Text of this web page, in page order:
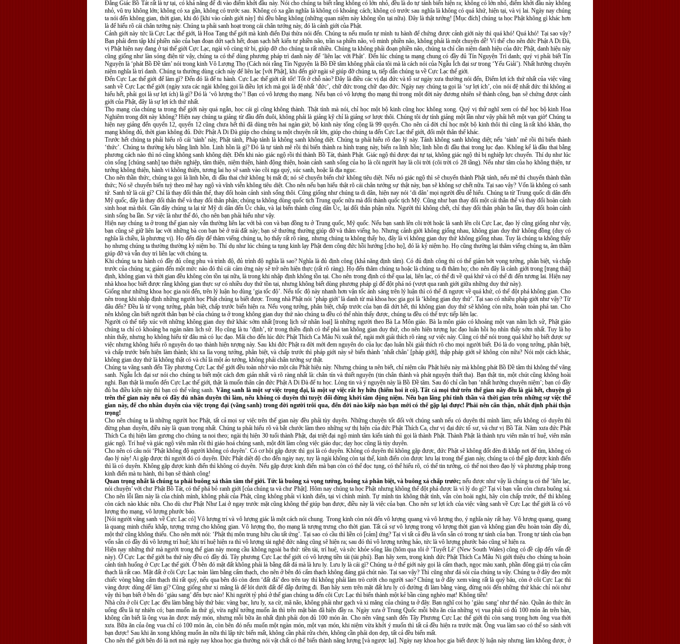
Ðẳng Giác Bồ Tát rất là tự tại, có khả năng để đi vào điểm khởi đầu này. Nói cho chúng ta biết rằng không có lớn nhỏ, đều là do tự tánh biến hiện ra; không có lớn nhỏ, điểm khởi đầu này không
nhỏ, vũ trụ không lớn; không có xa gần, không có trước sau. Không có xa gần nghĩa là không có khoảng cách; không có trước sau nghĩa là không có quá khứ, hiện tại, và vị lai. Ngày nay chúng
ta nói đến không gian, thời gian, khi đó [khi vào cảnh giới này] thì đều bằng không (những quan niệm này không tồn tại nữa). Ðây là thật tướng! [Mục đích] chúng ta học Phật không gì khác hơn
là để hiểu rõ cái chân tướng này. Chúng ta phải sanh hoạt trong cái chân tướng này, đó là cảnh giới của Phật.
Cảnh giới này tức là Cực Lạc thế giới, là Hoa Tạng thế giới mà kinh điển Ðại thừa nói đến. Chúng ta nếu muốn tự mình tu hành để chứng được cảnh giới này thì quá khó! Quá khó! Tại sao vậy?
Bạn phải đem tập khí phiền não của bạn đoạn dứt sạch hết; đoạn sạch hết kiến tư phiền não, trần sa phiền não, vô minh phiền não, không phải là một chuyện dễ! Vì thế cho nên đức Phật A Di Ðà,
vị Phật hiện nay đang ở tại thế giới Cực Lạc, ngài vô cùng từ bi, giúp đỡ cho chúng ta rất nhiều. Chúng ta không phải đoạn phiền não, chúng ta chỉ cần niệm danh hiệu của đức Phật, danh hiệu này
cũng giống như làn sóng điện từ vậy, chúng ta có thể dùng phương pháp trì danh này để ‘liên lạc với Phật’. Ðến lúc chúng ta mạng chung có đầy đủ Tín Nguyện Trì danh; quý vị phải biết Tín
Nguyện là ‘phát Bồ Ðề tâm’ nói trong kinh Vô Lượng Thọ (Cách nói rằng Tín Nguyện là Bồ Ðề tâm không phải của tôi mà là cách nói của Ngẫu Ích đại sư trong ‘Yếu Giải’). Nhất hướng chuyên
niệm nghĩa là trì danh. Chúng ta thường dùng cách này để liên lạc [với Phật], khi đến giờ ngài sẽ giúp đỡ chúng ta, tiếp dẫn chúng ta về Cực Lạc thế giới.
Ðến Cực Lạc thế giới để làm gì? Ðến đó là để tu hành. Cực Lạc thế giới rất tốt! Tốt ở chỗ nào? Ðây là điều các vị đại đức và tổ sư ngày xưa thường nói đến, Ðiểm lợi ích thứ nhất của việc vãng
sanh về Cực Lạc thế giới (ngày xưa các ngài không gọi là điều lợi ích mà gọi là đệ nhất ‘đức’, chữ đức trong chữ đạo đức. Ngày nay chúng ta gọi là ‘sự lợi ích’, còn nói đệ nhất đức thì không ai
hiểu hết, phải gọi là sự lợi ích) là gì? Ðó là ‘vô lượng thọ’! Bạn có vô lượng thọ mạng. Nếu bạn có vô lượng thọ mạng thì trong một đời này đương nhiên sẽ thành công, bạn sẽ chứng được cảnh
giới của Phật, đây là sự lợi ích thứ nhất.
Thọ mạng của chúng ta trong thế giới này quá ngắn, học cái gì cũng không thành. Thật tình mà nói, chỉ học một bộ kinh cũng học không xong. Quý vị thử nghĩ xem có thể học bộ kinh Hoa
Nghiêm trong đời này không? Hiện nay chúng ta giảng từ đầu đến đuôi, không phải là giảng kỹ chỉ là giảng sơ lược thôi. Chúng tôi dự tính giảng một lần như vậy phải hết một vạn giờ! Chúng ta
hiện nay giảng đến quyển 12, quyển 12 cũng chưa hết thì đã dùng trên hai ngàn giờ, bộ kinh này tổng cộng là 99 quyển. Cho nên cả đời chỉ học một bộ kinh thôi thì cũng là rất khó khăn, thọ
mạng không đủ, thời gian không đủ. Ðức Phật A Di Ðà giúp cho chúng ta một chuyện rất lớn, giúp cho chúng ta đến Cực Lạc thế giới, đổi một thân thể khác.
Trước hết chúng ta phải hiểu rõ cái ‘tánh’ này, Phật tánh, Pháp tánh là không sanh không diệt. Chúng ta phải hiểu rõ đạo lý này. Tánh không sanh không diệt; nếu ‘tánh’ mê rồi thì biến thành
‘thức’. Chúng ta thường kêu bằng linh hồn. Linh hồn là gì? Ðó là tự tánh mê rồi thì biến thành ra hình trạng này, biến ra linh hồn; linh hồn đi đầu thai trong lục đạo. Không kể là đầu thai bằng
phương cách nào thì nó cũng không sanh không diệt. Ðến khi nào giác ngộ rồi thì thành Bồ Tát, thành Phật. Giác ngộ thì được đại tự tại, không giác ngộ thì bị nghiệp lực chuyển. Thí dụ như lúc
còn sống [chúng sanh] tạo thiện nghiệp, tâm thiện, niệm thiện, hành động thiện, hoàn cảnh sanh sống của họ là cõi người hay là cõi trời (cõi trời có 28 tầng). Nếu như tâm của họ không thiện, tư
tưởng không thiện, hành vi không thiện, tương lai họ sẽ sanh vào cõi ngạ quỷ, súc sanh, hoặc là địa ngục.
Cho nên thần thức, chúng ta gọi là linh hồn, đi đầu thai chứ không bị mất đi; nó sẽ chuyển biến chứ không tiêu diệt. Nếu nó giác ngộ thì sẽ chuyển thành Phật tánh, nếu mê thì chuyển thành thần
thức; Nó sẽ chuyển biến tuỳ theo mê hay ngộ và vĩnh viễn không tiêu diệt. Cho nên nếu bạn hiểu thật rõ cái chân tướng sự thật này, bạn sẽ không sợ chết nữa. Tại sao vậy? Vốn là không có sanh
tử. Sanh tử là cái gì? Chỉ là thay đổi thân thể, thay đổi hoàn cảnh sinh sống thôi. Cũng giống như chúng ta di dân, hiện nay nói ‘di dân’ mọi người đều dễ hiểu. Chúng ta từ Trung quốc di dân đến
Mỹ quốc, đây là thay đổi thân thể và thay đổi thân phận; chúng ta không dùng quốc tịch Trung quốc nữa mà đổi thành quốc tịch Mỹ. Cũng như bạn thay đổi một cái thân thể và thay đổi hoàn cảnh
sinh hoạt mà thôi. Gần đây chúng ta lại từ Mỹ di dân đến Úc châu, và lại biến thành công dân Úc, lại đổi thân phận nữa. Người thì không chết, chỉ thay đổi thân phận ba lần, thay đổi hoàn cảnh
sinh sống ba lần. Sự việc là như thế đó, cho nên bạn phải hiểu như vậy.
Hiện nay chúng ta ở trong thế gian này vẫn thường liên lạc với bà con và bạn đồng tu ở Trung quốc, Mỹ quốc. Nếu bạn sanh lên cõi trời hoặc là sanh lên cõi Cực Lạc, đạo lý cũng giống như vậy,
bạn cũng sẽ giữ liên lạc với những bà con bạn bè ở trái đất này; bạn sẽ thường thường giúp đỡ và thăm viếng họ. Nhưng cảnh giới không giống nhau, không gian duy thứ không đồng (duy có
nghĩa là chiều, là phương vị). Họ đến đây để thăm viếng chúng ta, họ thấy rất rõ ràng, nhưng chúng ta không thấy họ, đây là vì không gian duy thứ không giống nhau. Tuy là chúng ta không thấy
họ nhưng chúng ta thường thường kỷ niệm họ. Thí dụ như lúc chúng ta tụng kinh lạy Phật đem công đức hồi hướng [cho họ], đó là kỷ niệm họ. Họ cũng thường lại thăm viếng chúng ta, âm thầm
giúp đỡ và vẫn duy trì liên lạc với chúng ta.
Khi chúng ta tu hành có đầy đủ công phu và trình độ, đủ trình độ nghĩa là sao? Nghĩa là đủ định công (khả năng định tâm). Có đủ định công thì có thể giảm bớt vọng tưởng, phân biệt, và chấp
trước của chúng ta; giảm đến một mức nào đó thì cái cảm ứng này sẽ trở nên hiện thực (rất rõ ràng). Họ đến thăm chúng ta hoặc là chúng ta đi thăm họ; cho nên đây là cảnh giới trong [trạng thái]
định, không gian và thời gian đều không còn tồn tại nữa, là trong khi nhập định không tồn tại. Cho nên trong định có thể qua lại, liên lạc, có thể đi về quá khứ và có thể đi đến tương lai. Hiện nay
nhà khoa học biết được rằng không gian thực sự có nhiều duy thứ tồn tại, nhưng không biết dùng phương pháp gì để đột phá nó (vượt qua ranh giới giữa những duy thứ này).
Giống như những khoa học gia nói đến, trên lý luận họ dùng ‘gia tốc độ’. Nếu tốc độ này nhanh hơn vận tốc ánh sáng trên lý luận thì có thể đi ngược về quá khứ, có thể đột phá không gian. Cho
nên trong khi nhập định những người học Phật chúng ta biết được. Trong nhà Phật nói ‘pháp giới’ là danh từ mà khoa học gia gọi là ‘không gian duy thứ’. Tại sao có nhiều pháp giới như vậy? Từ
đâu đến? Ðều là từ vọng tưởng, phân biệt, chấp trước biến hiện ra. Nếu vọng tưởng, phân biệt, chấp trước của bạn đã dứt hết, thì không gian duy thứ sẽ không còn nữa, hoàn toàn phá tan. Cho
nên không cần biết người thân bạn bè của chúng ta ở trong không gian duy thứ nào chúng ta đều có thể nhìn thấy được, chúng ta đều có thể trực tiếp liên lạc.
Người có thể tiếp xúc với những không gian duy thứ khác sớm nhất [trong lịch sử nhân loại] là những người theo Bà La Môn giáo. Bà la môn giáo có khoảng một vạn năm lịch sử, Phật giáo
chúng ta chỉ có khoảng ba ngàn năm lịch sử. Họ cũng là tu ‘định’, từ trong thiền định có thể phá tan không gian duy thứ, cho nên hiện tượng lục đạo luân hồi họ nhìn thấy sớm nhất. Tuy là họ
nhìn thấy, nhưng họ không hiểu từ đâu mà có lục đạo. Mãi cho đến lúc đức Phật Thích Ca Mâu Ni xuất thế, ngài mới giải thích rõ ràng sự việc này. Cũng có thể nói trong quá khứ họ biết được sự
việc nhưng không hiểu rõ nguyên do tạo thành hiện tượng này. Sau khi đức Phật ra đời mới đem nguyên do của lục đạo luân hồi giải thích rõ cho mọi người biết. Ðó là do vọng tưởng, phân biệt,
và chấp trước biến hiện làm thành; khi xa lìa vọng tưởng, phân biệt, và chấp trước thì pháp giới này sẽ biến thành ‘nhất chân’ [pháp giới], thập pháp giới sẽ không còn nữa? Nói một cách khác,
không gian duy thứ là không thật có và chỉ là một ảo tướng, không phải chân tướng sự thật.
Chúng ta vãng sanh đến Tây phương Cực Lạc thế giới đều toàn nhờ vào một câu Phật hiệu này. Nhưng chúng ta nên biết, chỉ niệm câu Phật hiệu này mà không phát Bồ Ðề tâm thì không thể vãng
sanh. Ngẫu Ích đại sư nói cho chúng ta biết một cách đơn giản nhất và rõ ràng nhất là: chân tín và thiết nguyện (tin chân thành và phát nguyện thiết tha). Bạn thật tin, một chút cũng không hoài
nghi. Bạn thật là muốn đến Cực Lạc thế giới, thật là muốn thân cận đức Phật A Di Ðà để tu học. Lòng tin và ý nguyện này là Bồ Ðề tâm. Sau đó chỉ cần bạn ‘nhất hướng chuyên niệm’; bạn có đầy
đủ ba điều kiện này thì bạn có thể vãng sanh. Vãng sanh là một sự việc trọng đại, là một sự việc rất hy hữu (hiếm hoi ít có). Tất cả mọi thứ trên thế gian này đều là giả hết, chuyện gì
trên thế gian này nếu có đầy đủ nhân duyên thì làm, nếu không có duyên thì tuyệt đối đừng khởi tâm động niệm. Nếu bạn lãng phí tinh thần và thời gian trên những sự việc thế
gian này, để cho nhân duyên của việc trọng đại (vãng sanh) trong đời người trôi qua, đến đời nào kiếp nào bạn mới có thể gặp lại được! Phải nên cẩn thận, nhất định phải thận
trọng!
Cho nên chúng ta là những người học Phật, tất cả mọi sự việc trên thế gian này đều phải tùy duyên. Những chuyện tốt đối với chúng sanh nếu có duyên thì mình làm; nếu không có duyên thì
đừng phan duyên, điều này là quan trọng nhất. Chúng ta phải hiểu rõ và bắt chước làm theo những sự thị hiện của đức Phật Thích Ca, chư vị đại đức tổ sư, và chư vị Bồ Tát. Năm xưa đức Phật
Thích Ca thị hiện làm gương cho chúng ta noi theo; ngài thị hiện 30 tuổi thành Phật, đại triệt đại ngộ minh tâm kiến tánh thì gọi là thành Phật. Thành Phật là thành tựu viên mãn trí huệ, viên mãn
giác ngộ. Trí huệ và giác ngộ viên mãn rồi thì giáo hoá chúng sanh, một đời làm công việc giáo dục; dạy học cũng là tùy duyên.
Cho nên có câu nói ‘Phật không độ người không có duyên’. Có cơ hội gặp được thì gọi là có duyên. Không có duyên thì không gặp được, đức Phật sẽ không đốt đèn đi khắp nơi để tìm, không có
đạo lý này! Ai gặp được thì người đó có duyên. Ðức Phật diệt độ cho đến ngày nay, tuy là ngài không còn tại thế, kinh điển còn được lưu lại trong thế gian này, chúng ta có thể gặp được kinh điển
thì là có duyên. Không gặp được kinh điển thì không có duyên. Nếu gặp được kinh điển mà bạn còn có thể đọc tụng, có thể hiểu rõ, có thể tin tưởng, có thể noi theo đạo lý và phương pháp trong
kinh điển mà tu hành, thì bạn sẽ thành công!
Quan trọng nhất là chúng ta phải buông xả thân tâm thế giới. Tức là buông xả vọng tưởng, buông xả phân biệt, và buông xả chấp trước;nếu được như vậy là chúng ta có thể ‘liên lạc,
nói chuyện’ với chư Phật Bồ Tát, có thể phá bỏ ranh giới [của chúng ta và chư Phật]. Hôm nay chúng ta học Phật nhưng không thể đột phá được là vì lý do gì? Tại vì bạn vẫn còn chưa buông xả.
Cho nên lỗi lầm này là của chính mình, không phải của Phật, cũng không phải vì kinh điển, tại vì chính mình. Tự mình tin không thật tình, vẫn còn hoài nghi, hãy còn chấp trước, thế thì không
còn cách nào khác nữa. Cho dù chư Phật Như Lai ở ngay trước mặt cũng không thể giúp bạn được, điều này là việc của bạn. Cho nên sự lợi ích của việc vãng sanh về Cực Lạc thế giới là có vô
lượng thọ mạng, vô lượng phước báo.
[Nói người vãng sanh về Cực Lạc có] Vô lượng trí và vô lượng giác là một cách nói chung. Trong kinh còn nói đến vô lượng quang và vô lượng thọ, ý nghĩa này rất hay. Vô lượng quang, quang
là quang minh chiếu khắp, tượng trưng cho không gian. Vô lượng thọ, thọ mạng là tượng trưng cho thời gian. Tất cả sự vô lượng trong vô lượng thời gian và không gian đều hoàn toàn đầy đủ,
một thứ cũng không thiếu. Cho nên mới nói: ‘Phật thị môn trung hữu cầu tất ứng’. Tại sao có cầu thì liền có [cảm] ứng? Tại vì tất cả đều là vốn sẵn có trong tự tánh của bạn. Trong tự tánh của bạn
vốn sẵn có đầy đủ vô lượng trí huệ; khi trí huệ hiện ra thì vô lượng tài nghệ đức năng cũng sẽ hiện ra; sau đó thì vô lượng tướng hảo, tức là vô lượng phước báo cũng sẽ hiện ra.
Hiện nay những thứ mà người trong thế gian này mong cầu không ngoài ba thứ: tiền tài, trí huệ, và sức khỏe sống lâu (hôm qua tôi ở ‘Tuyết Lê’ (New South Wales) cũng có đề cập đến vấn đề
này). Ở Cực Lạc thế giới ba thứ này đều có đầy đủ. Tây phương Cực Lạc thế giới có vô lượng tiền tài (tài phú). Bạn hãy xem, trong kinh đức Phật Thích Ca Mâu Ni giới thiệu cho chúng ta hoàn
cảnh tình huống ở Cực Lạc thế giới. Ở bên đó mặt đất không phải là bằng đất đá mà là lưu ly. Lưu ly là cái gì? Chúng ta ở thế giới này gọi là cẩm thạch, ngọc màu xanh, phần đông giá trị của cẩm
thạch là rất cao. Mặt đất ở cõi Cực Lạc toàn làm bằng cẩm thạch, cho nên ở bên đó cẩm thạch không đáng giá chút nào. Tại sao vậy? Thì cũng như đá sỏi của chúng ta vậy. Chúng ta ở đây đeo một
chiếc vòng bằng cẩm thạch thì rất quý, nếu qua bên đó còn đem ‘đất đá’ đeo trên tay thì không phải làm trò cười cho người sao? Chúng ta ở đây xem vàng rất là quý báu, còn ở cõi Cực Lạc thì
vàng được dùng để làm gì? Cũng giống như xi măng là để lót dưới đất để đắp đường đi. Bạn hãy xem trên mặt đất lưu ly có đường đi làm bằng vàng, đừng nói đến những thứ khác chỉ nói như
vậy thì bạn biết ở bên đó ‘giàu sang’ đến bực nào! Khi người tỷ phú ở thế gian chúng ta đến cõi Cực Lạc thì biến thành một kẻ bần cùng nghèo mạt! Không tiền!
Nhà cửa ở cõi Cực Lạc đều làm bằng bảy thứ báu: vàng bạc, lưu ly, xa cừ, mã não, không phải như gạch và xi măng của chúng ta ở đây. Bạn nghĩ coi họ ‘giàu sang’ như thế nào. Quần áo thức ăn
uống đều là tự nhiên có; bạn muốn ăn thứ gì, vừa nghĩ tưởng muốn ăn thì trên mặt bàn đã hiện đầy ra. Ngày xưa ở Trung Quốc mỗi bữa ăn của những vị vua phải có đủ 100 món ăn trên bàn,
không cần biết là ông vua ăn được mấy món, nhưng mỗi bữa ăn nhất định phải dọn đủ 100 món ăn. Cho nên vãng sanh đến Tây Phương Cực Lạc thế giới thì còn sang trọng hơn ông vua thời
xưa. Bữa ăn của ông vua chỉ có 100 món ăn, còn bên đó nếu muốn một ngàn món, một vạn món, khi niệm vừa khởi ý muốn thì tất cả đều hiện ra trước mặt. Ông vua làm sao có thể so sánh với
bạn được! Sau khi ăn xong không muốn ăn nữa thì lập tức biến mất, không cần phải rửa chén, không cần phải dọn dẹp, tất cả đều biến mất.
Cho nên thế giới bên đó là nơi mà ngày nay khoa học gia thường nói vật chất có thể biến thành năng lượng [và ngược lại]. Ngày nay khoa học gia biết được lý luận này nhưng làm không được, ở